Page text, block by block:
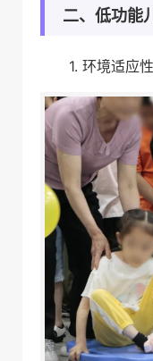
二、低功能
1. 环境适应性